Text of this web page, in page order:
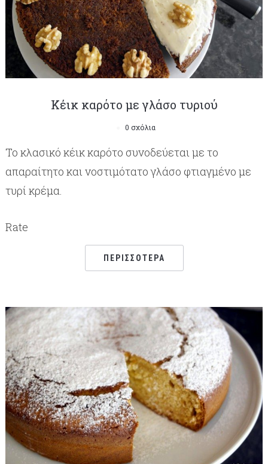
Κέικ καρότο με γλάσο τυριού
0 σχόλια
Το κλασικό κέικ καρότο συνοδεύεται με το
απαραίτητο και νοστιμότατο γλάσο φτιαγμένο με
τυρί κρέμα.
Rate
ΠΕΡΙΣΣΌΤΕΡΑ